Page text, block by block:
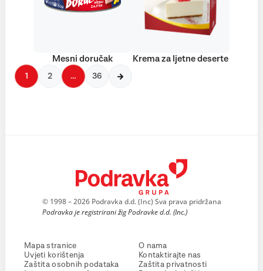
Mesni doručak Krema za ljetne deserte
1 2 … 36
© 1998 – 2026 Podravka d.d. (Inc) Sva prava pridržana
Podravka je registrirani žig Podravke d.d. (Inc.)
Mapa stranice
Uvjeti korištenja
Zaštita osobnih podataka
O nama
Kontaktirajte nas
Zaštita privatnosti